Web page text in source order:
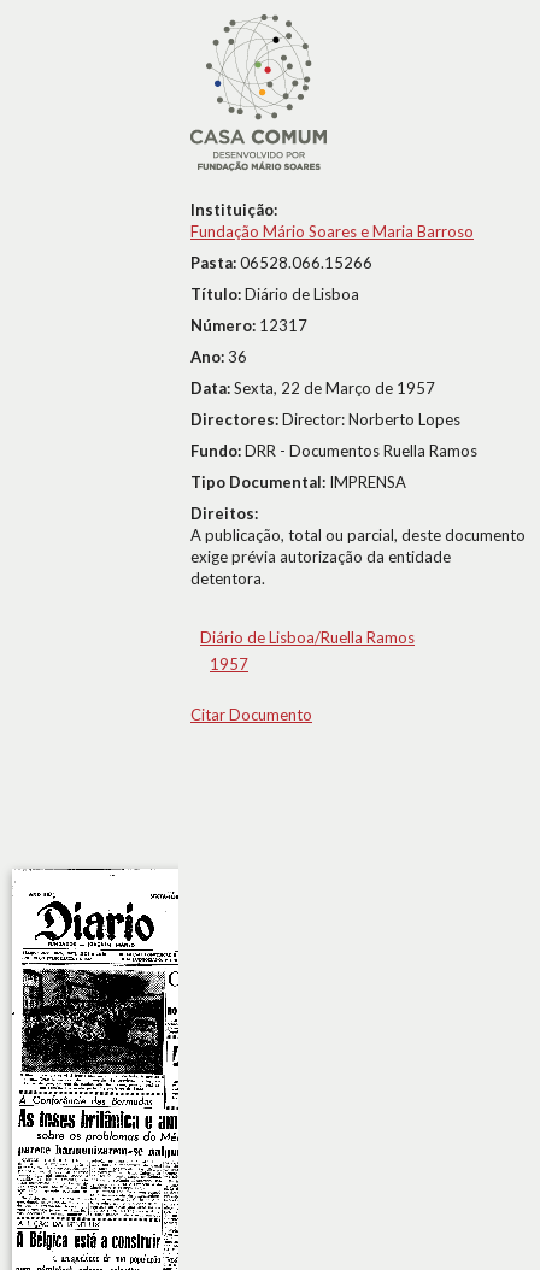
Instituição:
Fundação Mário Soares e Maria Barroso
Pasta:06528.066.15266
Título:Diário de Lisboa
Número: 12317
Ano:36
Data:Sexta, 22 de Março de 1957
Directores:Director: Norberto Lopes
Fundo:DRR - Documentos Ruella Ramos
Tipo Documental: IMPRENSA
Direitos:
A publicação, total ou parcial, deste documento
exige prévia autorização da entidade
detentora.
Diário de Lisboa/Ruella Ramos
1957
Citar Documento